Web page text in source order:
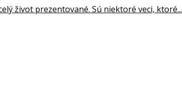
život prezentované. Sú niektoré veci, ktoré...